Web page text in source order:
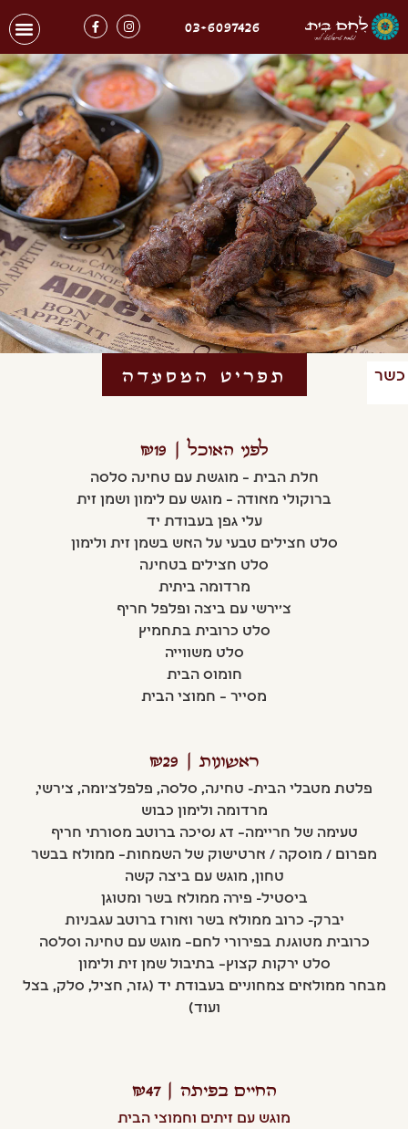
03-6097426
כשר תפריט המסעדה
לפני האוכל | ₪19
חלת הבית – מוגשת עם טחינה סלסה
ברוקולי מאודה – מוגש עם לימון ושמן זית
עלי גפן בעבודת יד
סלט חצילים טבעי על האש בשמן זית ולימון
סלט חצילים בטחינה
מרדומה ביתית
צ'ירשי עם ביצה ופלפל חריף
סלט כרובית בתחמיץ
סלט משווייה
חומוס הבית
מסייר – חמוצי הבית
ראשונות | ₪29
פלטת מטבלי הבית- טחינה, סלסה, פלפלצ׳ומה, צ׳רשי,
מרדומה ולימון כבוש
טעימה של חריימה– דג נסיכה ברוטב מסורתי חריף
מפרום / מוסקה / ארטישוק של השמחות– ממולא בבשר
טחון, מוגש עם ביצה קשה
ביסטיל- פירה ממולא בשר ומטוגן
יברק- כרוב ממולא בשר ואורז ברוטב עגבניות
כרובית מטוגנת בפירורי לחם– מוגש עם טחינה וסלסה
סלט ירקות קצוץ– בתיבול שמן זית ולימון
מבחר ממולאים צמחוניים בעבודת יד (גזר, חציל, סלק, בצל
ועוד)
החיים בפיתה | ₪47
מוגש עם זיתים וחמוצי הבית